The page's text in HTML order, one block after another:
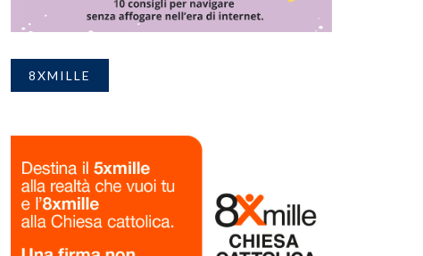
8XMILLE